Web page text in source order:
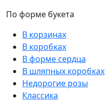
По форме букета
В корзинах
В коробках
В форме сердца
В шляпных коробках
Недорогие розы
Классика